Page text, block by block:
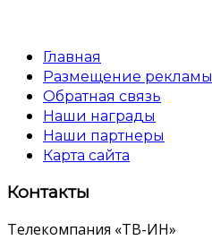
Главная
Размещение рекламы
Обратная связь
Наши награды
Наши партнеры
Карта сайта
Контакты
Телекомпания «ТВ-ИН»